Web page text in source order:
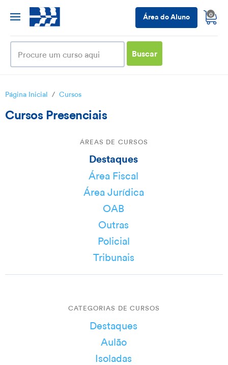
Área do Aluno 0
Buscar
Página Inicial / Cursos
Cursos Presenciais
ÁREAS DE CURSOS
Destaques
Área Fiscal
Área Jurídica
OAB
Outras
Policial
Tribunais
CATEGORIAS DE CURSOS
Destaques
Aulão
Isoladas